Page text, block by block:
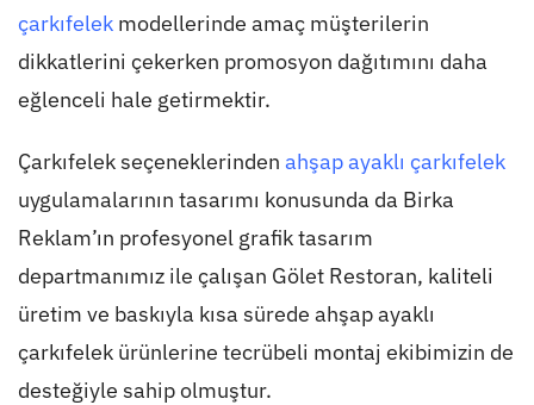
çarkıfelek modellerinde amaç müşterilerin
dikkatlerini çekerken promosyon dağıtımını daha
eğlenceli hale getirmektir.
Çarkıfelek seçeneklerinden ahşap ayaklı çarkıfelek
uygulamalarının tasarımı konusunda da Birka
Reklam’ın profesyonel grafik tasarım
departmanımız ile çalışan Gölet Restoran, kaliteli
üretim ve baskıyla kısa sürede ahşap ayaklı
çarkıfelek ürünlerine tecrübeli montaj ekibimizin de
desteğiyle sahip olmuştur.